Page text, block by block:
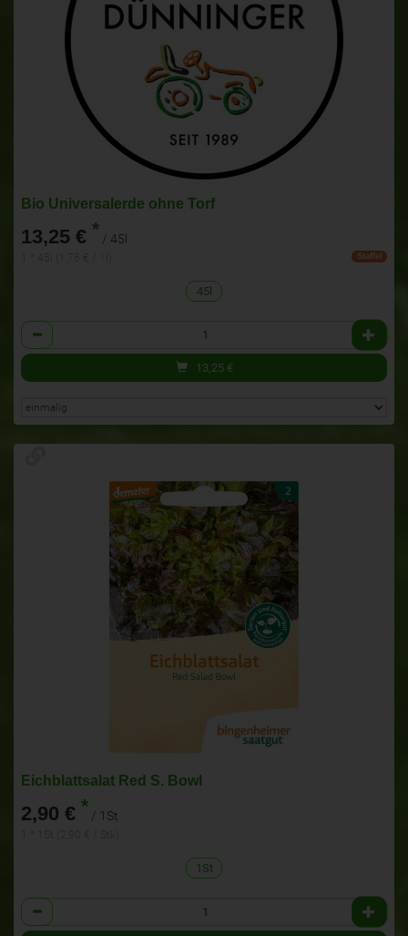
Bio Universalerde ohne Torf
13,25 € * / 45l
Staffel
45l
Anzahl
13,25 €
Eichblattsalat Red S. Bowl
2,90 € * / 1St
1St
Anzahl